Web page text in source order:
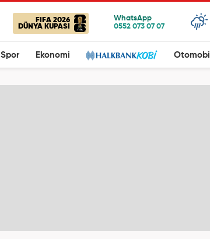
FIFA 2026
DÜNYA KUPASI
Spor Ekonomi Otomobil